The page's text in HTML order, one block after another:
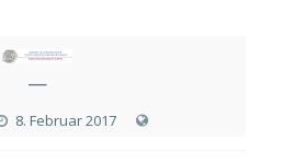
—
8. Februar 2017